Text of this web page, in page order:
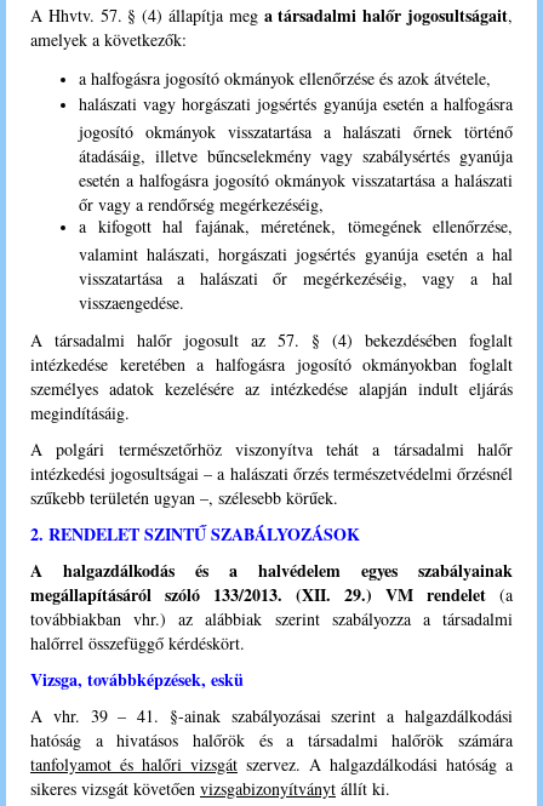
A Hhvtv. 57. § (4) állapítja meg a társadalmi halőr jogosultságait,
amelyek a következők:
a halfogásra jogosító okmányok ellenőrzése és azok átvétele,
halászati vagy horgászati jogsértés gyanúja esetén a halfogásra
jogosító okmányok visszatartása a halászati őrnek történő
átadásáig, illetve bűncselekmény vagy szabálysértés gyanúja
esetén a halfogásra jogosító okmányok visszatartása a halászati
őr vagy a rendőrség megérkezéséig,
a kifogott hal fajának, méretének, tömegének ellenőrzése,
valamint halászati, horgászati jogsértés gyanúja esetén a hal
visszatartása a halászati őr megérkezéséig, vagy a hal
visszaengedése.
A társadalmi halőr jogosult az 57. § (4) bekezdésében foglalt
intézkedése keretében a halfogásra jogosító okmányokban foglalt
személyes adatok kezelésére az intézkedése alapján indult eljárás
megindításáig.
A polgári természetőrhöz viszonyítva tehát a társadalmi halőr
intézkedési jogosultságai – a halászati őrzés természetvédelmi őrzésnél
szűkebb területén ugyan –, szélesebb körűek.
2. RENDELET SZINTŰ SZABÁLYOZÁSOK
A halgazdálkodás és a halvédelem egyes szabályainak
megállapításáról szóló 133/2013. (XII. 29.) VM rendelet (a
továbbiakban vhr.) az alábbiak szerint szabályozza a társadalmi
halőrrel összefüggő kérdéskört.
Vizsga, továbbképzések, eskü
A vhr. 39 – 41. §-ainak szabályozásai szerint a halgazdálkodási
hatóság a hivatásos halőrök és a társadalmi halőrök számára
tanfolyamot és halőri vizsgát szervez. A halgazdálkodási hatóság a
sikeres vizsgát követően vizsgabizonyítványt állít ki.